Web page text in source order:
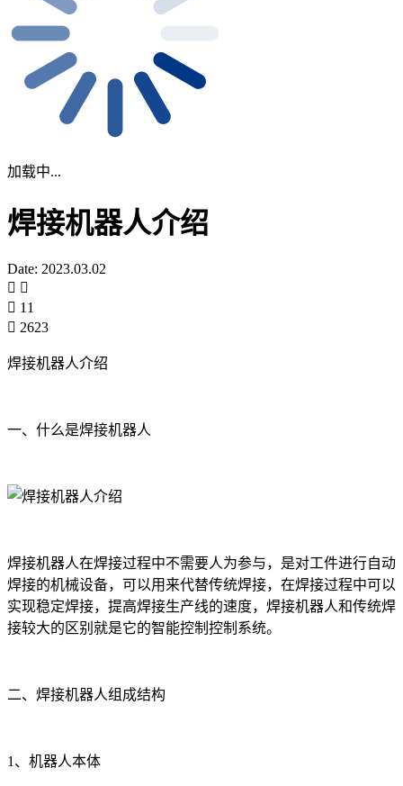
加载中...
焊接机器人介绍
Date: 2023.03.02
11
2623
焊接机器人介绍
一、什么是焊接机器人
焊接机器人在焊接过程中不需要人为参与，是对工件进行自动
焊接的机械设备，可以用来代替传统焊接，在焊接过程中可以
实现稳定焊接，提高焊接生产线的速度，焊接机器人和传统焊
接较大的区别就是它的智能控制控制系统。
二、焊接机器人组成结构
1、机器人本体